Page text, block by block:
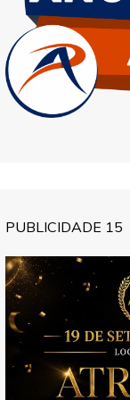
PUBLICIDADE 15